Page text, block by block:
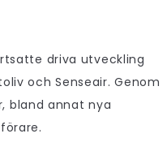
driva utveckling
och Senseair. Genom
bland annat nya